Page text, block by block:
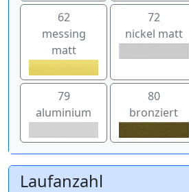
62
messing
matt
72
nickel matt
79
aluminium
80
bronziert
Laufanzahl